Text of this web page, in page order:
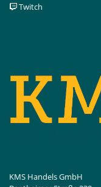
Twitch
KMS Handels GmbH